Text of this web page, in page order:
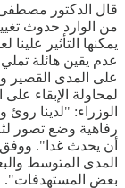
قال الدكتور
من الوارد حدوث
يمكنها التأثير
عدم يقين هائلة
على المدى القصير
لمحاولة الإبقاء
الوزراء: "لدينا روئ
رفاهية وضع تصور
أن يحدث غدا".
المدى المتوسط
بعض المستهدفات".